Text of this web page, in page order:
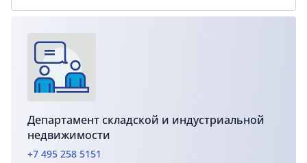
Департамент складской и индустриальной
недвижимости
+7 495 258 5151